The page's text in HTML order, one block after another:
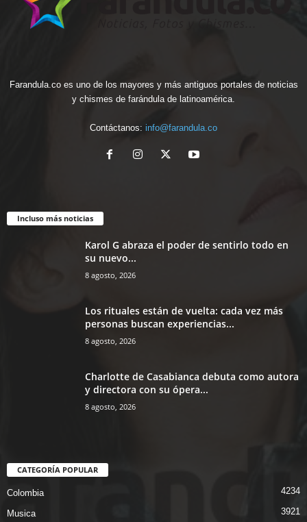
Farandula.co es uno de los mayores y más antiguos portales de noticias
y chismes de farándula de latinoamérica.
Contáctanos: info@farandula.co
Incluso más noticias
Karol G abraza el poder de sentirlo todo en
su nuevo...
8 agosto, 2026
Los rituales están de vuelta: cada vez más
personas buscan experiencias...
8 agosto, 2026
Charlotte de Casabianca debuta como autora
y directora con su ópera...
8 agosto, 2026
CATEGORÍA POPULAR
Colombia 4234
Musica 3921